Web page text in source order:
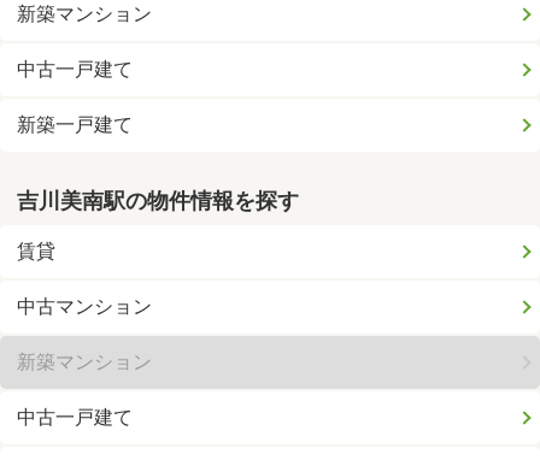
新築マンション
中古一戸建て
新築一戸建て
吉川美南駅の物件情報を探す
賃貸
中古マンション
新築マンション
中古一戸建て